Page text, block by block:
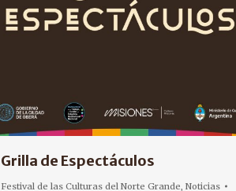
Grilla de Espectáculos
Festival de las Culturas del Norte Grande, Noticias